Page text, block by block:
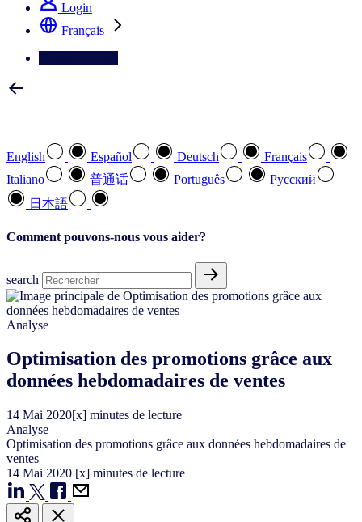
Login
Français
English Español Deutsch
Français
Italiano
普通话 Português
Pусский
日本語
Comment pouvons-nous vous aider?
search
Analyse
Optimisation des promotions grâce aux
données hebdomadaires de ventes
14 Mai 2020[x] minutes de lecture
Analyse
Optimisation des promotions grâce aux données hebdomadaires de
ventes
14 Mai 2020 [x] minutes de lecture